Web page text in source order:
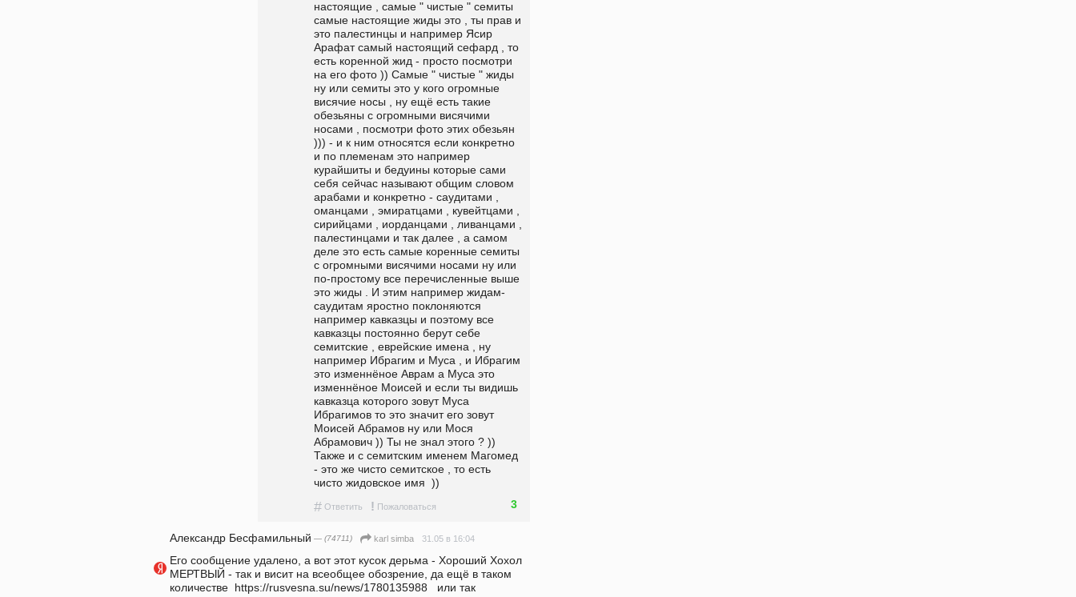
настоящие , самые " чистые " семиты
самые настоящие жиды это , ты прав и
это палестинцы и например Ясир
Арафат самый настоящий сефард , то
есть коренной жид - просто посмотри
на его фото )) Самые " чистые " жиды
ну или семиты это у кого огромные
висячие носы , ну ещё есть такие
обезьяны с огромными висячими
носами , посмотри фото этих обезьян
))) - и к ним относятся если конкретно
и по племенам это например
курайшиты и бедуины которые сами
себя сейчас называют общим словом
арабами и конкретно - саудитами ,
оманцами , эмиратцами , кувейтцами ,
сирийцами , иорданцами , ливанцами ,
палестинцами и так далее , а самом
деле это есть самые коренные семиты
с огромными висячими носами ну или
по-простому все перечисленные выше
это жиды . И этим например жидам-
саудитам яростно поклоняются
например кавказцы и поэтому все
кавказцы постоянно берут себе
семитские , еврейские имена , ну
например Ибрагим и Муса , и Ибрагим
это изменнёное Аврам а Муса это
изменнёное Моисей и если ты видишь
кавказца которого зовут Муса
Ибрагимов то это значит его зовут
Моисей Абрамов ну или Мося
Абрамович )) Ты не знал этого ? ))
Также и с семитским именем Магомед
- это же чисто семитское , то есть
чисто жидовское имя  ))
# Ответить ! Пожаловаться 3
Александр Бесфамильный — (74711) karl simba 31.05 в 16:04
Его сообщение удалено, а вот этот кусок дерьма - Хороший Хохол
МЕРТВЫЙ - так и висит на всеобщее обозрение, да ещё в таком
количестве  https://rusvesna.su/news/1780135988   или так